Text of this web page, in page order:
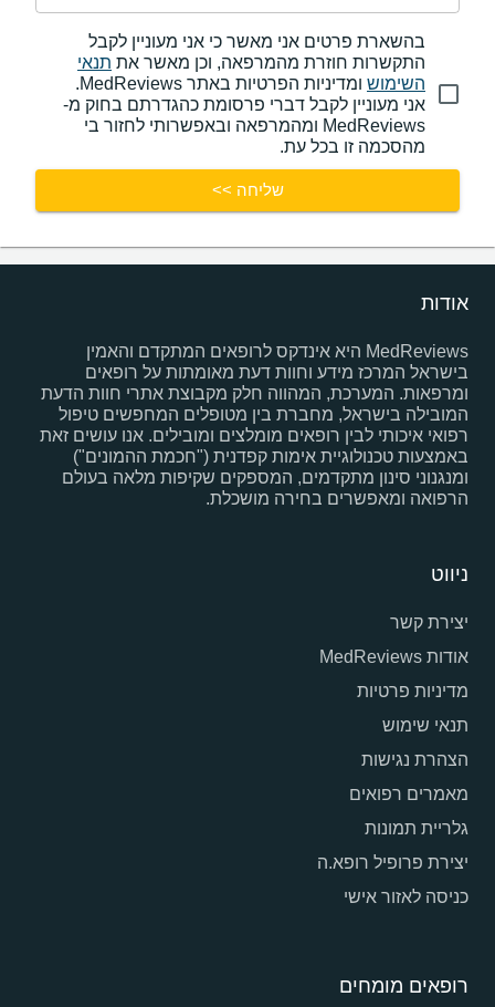
בהשארת פרטים אני מאשר כי אני מעוניין לקבל
התקשרות חוזרת מהמרפאה, וכן מאשר את תנאי
השימוש
ומדיניות הפרטיות באתר MedReviews.
אני מעוניין לקבל דברי פרסומת כהגדרתם בחוק מ-
MedReviews ומהמרפאה ובאפשרותי לחזור בי
מהסכמה זו בכל עת.
שליחה >>
אודות
MedReviews היא אינדקס לרופאים המתקדם והאמין
בישראל המרכז מידע וחוות דעת מאומתות על רופאים
ומרפאות. המערכת, המהווה חלק מקבוצת אתרי חוות הדעת
המובילה בישראל, מחברת בין מטופלים המחפשים טיפול
רפואי איכותי לבין רופאים מומלצים ומובילים. אנו עושים זאת
באמצעות טכנולוגיית אימות קפדנית ("חכמת ההמונים")
ומנגנוני סינון מתקדמים, המספקים שקיפות מלאה בעולם
הרפואה ומאפשרים בחירה מושכלת.
ניווט
יצירת קשר
אודות MedReviews
מדיניות פרטיות
תנאי שימוש
הצהרת נגישות
מאמרים רפואים
גלריית תמונות
יצירת פרופיל רופא.ה
כניסה לאזור אישי
רופאים מומחים